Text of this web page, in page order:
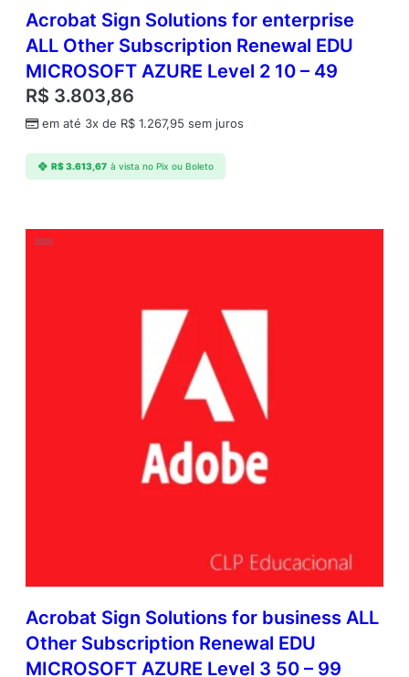
Acrobat Sign Solutions for enterprise
ALL Other Subscription Renewal EDU
MICROSOFT AZURE Level 2 10 – 49
R$ 3.803,86
em até 3x de R$ 1.267,95 sem juros
R$3.613,67 à vista no Pix ou Boleto
Acrobat Sign Solutions for business ALL
Other Subscription Renewal EDU
MICROSOFT AZURE Level 3 50 – 99